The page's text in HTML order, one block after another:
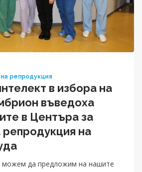
репродукция
в избора на
въведоха
в Центъра за
на
можем да предложим на нашите